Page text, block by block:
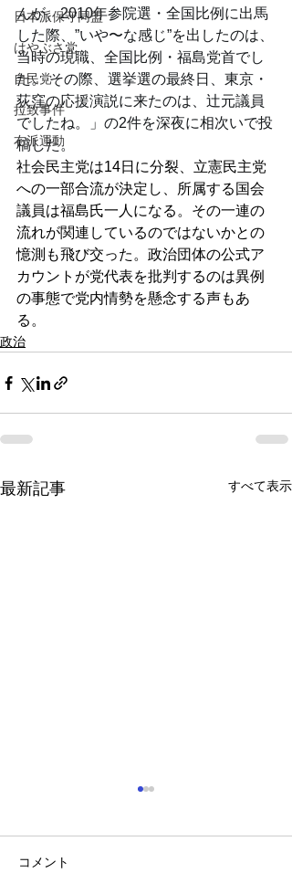
日本派保守同盟
はやぶさ党
自民党
拉致事件
右派運動
んが、2010年参院選・全国比例に出馬
した際、”いや〜な感じ”を出したのは、
当時の現職、全国比例・福島党首でし
た。 その際、選挙選の最終日、東京・
荻窪の応援演説に来たのは、辻元議員
でしたね。」の2件を深夜に相次いで投
稿した。
社会民主党は14日に分裂、立憲民主党
への一部合流が決定し、所属する国会
議員は福島氏一人になる。その一連の
流れが関連しているのではないかとの
憶測も飛び交った。政治団体の公式ア
カウントが党代表を批判するのは異例
の事態で党内情勢を懸念する声もあ
る。
政治
最新記事 すべて表示
コメント